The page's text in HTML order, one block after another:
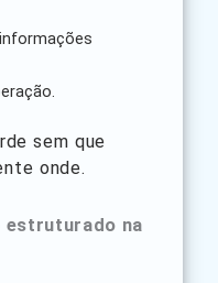
sem que
onde.
estruturado na